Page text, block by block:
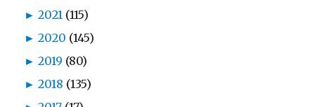
► 2021 (115)
► 2020 (145)
► 2019 (80)
► 2018 (135)